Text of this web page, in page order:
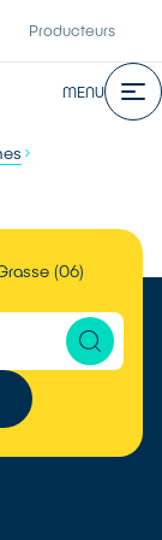
Producteurs
MENU
(06)